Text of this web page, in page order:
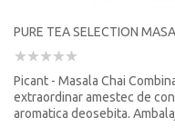
PURE TEA SELECTION
Picant - Masala Chai
extraordinar amestec de
aromatica deosebita.